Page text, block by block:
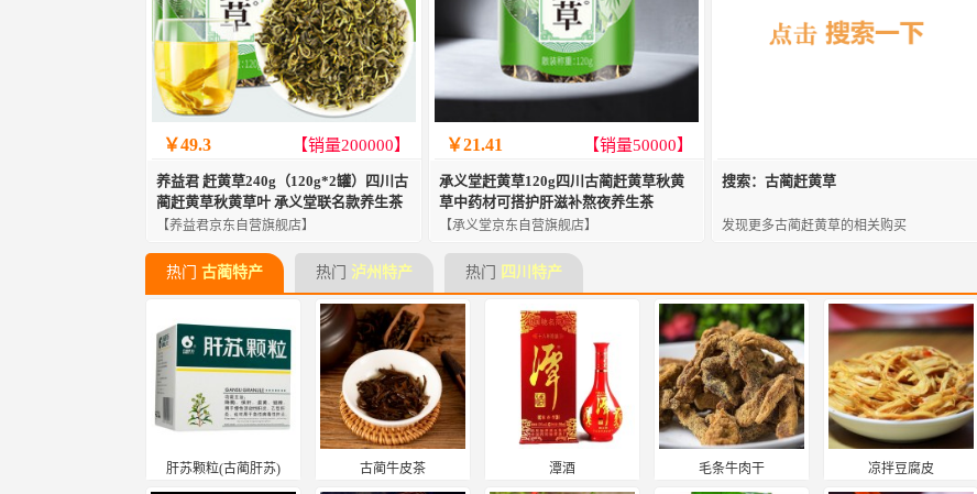
￥49.3 【销量200000】
养益君 赶黄草240g（120g*2罐）四川古
蔺赶黄草秋黄草叶 承义堂联名款养生茶
【养益君京东自营旗舰店】
￥21.41 【销量50000】
承义堂赶黄草120g四川古蔺赶黄草秋黄
草中药材可搭护肝滋补熬夜养生茶
【承义堂京东自营旗舰店】
搜索：古蔺赶黄草
发现更多古蔺赶黄草的相关购买
热门 古蔺特产 热门 泸州特产 热门 四川特产
肝苏颗粒(古蔺肝苏) 古蔺牛皮茶 潭酒 毛条牛肉干 凉拌豆腐皮